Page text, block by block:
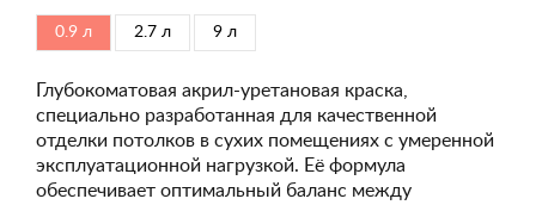
0.9 л 2.7 л 9 л
Глубокоматовая акрил-уретановая краска,
специально разработанная для качественной
отделки потолков в сухих помещениях с умеренной
эксплуатационной нагрузкой. Её формула
обеспечивает оптимальный баланс между